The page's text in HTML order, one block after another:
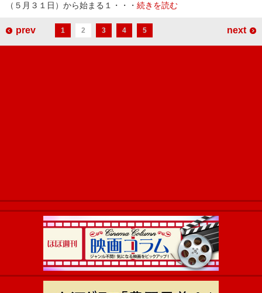
（５月３１日）から始まる１・・・ 続きを読む
prev 1 2 3 4 5 next